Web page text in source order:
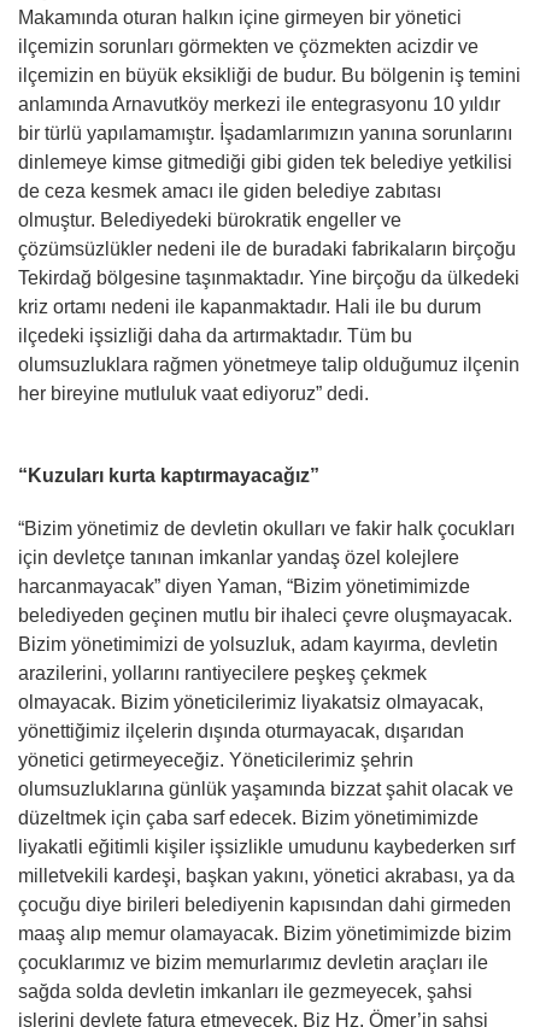
Makamında oturan halkın içine girmeyen bir yönetici
ilçemizin sorunları görmekten ve çözmekten acizdir ve
ilçemizin en büyük eksikliği de budur. Bu bölgenin iş temini
anlamında Arnavutköy merkezi ile entegrasyonu 10 yıldır
bir türlü yapılamamıştır. İşadamlarımızın yanına sorunlarını
dinlemeye kimse gitmediği gibi giden tek belediye yetkilisi
de ceza kesmek amacı ile giden belediye zabıtası
olmuştur. Belediyedeki bürokratik engeller ve
çözümsüzlükler nedeni ile de buradaki fabrikaların birçoğu
Tekirdağ bölgesine taşınmaktadır. Yine birçoğu da ülkedeki
kriz ortamı nedeni ile kapanmaktadır. Hali ile bu durum
ilçedeki işsizliği daha da artırmaktadır. Tüm bu
olumsuzluklara rağmen yönetmeye talip olduğumuz ilçenin
her bireyine mutluluk vaat ediyoruz” dedi.
“Kuzuları kurta kaptırmayacağız”
“Bizim yönetimiz de devletin okulları ve fakir halk çocukları
için devletçe tanınan imkanlar yandaş özel kolejlere
harcanmayacak” diyen Yaman, “Bizim yönetimimizde
belediyeden geçinen mutlu bir ihaleci çevre oluşmayacak.
Bizim yönetimimizi de yolsuzluk, adam kayırma, devletin
arazilerini, yollarını rantiyecilere peşkeş çekmek
olmayacak. Bizim yöneticilerimiz liyakatsiz olmayacak,
yönettiğimiz ilçelerin dışında oturmayacak, dışarıdan
yönetici getirmeyeceğiz. Yöneticilerimiz şehrin
olumsuzluklarına günlük yaşamında bizzat şahit olacak ve
düzeltmek için çaba sarf edecek. Bizim yönetimimizde
liyakatli eğitimli kişiler işsizlikle umudunu kaybederken sırf
milletvekili kardeşi, başkan yakını, yönetici akrabası, ya da
çocuğu diye birileri belediyenin kapısından dahi girmeden
maaş alıp memur olamayacak. Bizim yönetimimizde bizim
çocuklarımız ve bizim memurlarımız devletin araçları ile
sağda solda devletin imkanları ile gezmeyecek, şahsi
işlerini devlete fatura etmeyecek. Biz Hz. Ömer’in şahsi